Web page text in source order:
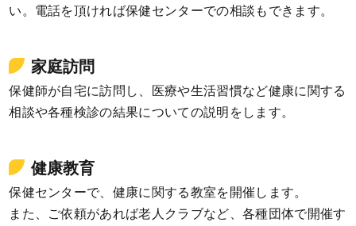
い。電話を頂ければ保健センターでの相談もできます。
家庭訪問
保健師が自宅に訪問し、医療や生活習慣など健康に関する
相談や各種検診の結果についての説明をします。
健康教育
保健センターで、健康に関する教室を開催します。
また、ご依頼があれば老人クラブなど、各種団体で開催す